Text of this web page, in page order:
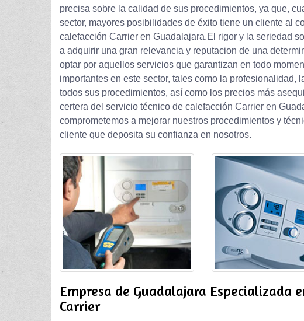
precisa sobre la calidad de sus procedimientos, ya que,
sector, mayores posibilidades de éxito tiene un cliente al
calefacción Carrier en Guadalajara.El rigor y la seriedad
a adquirir una gran relevancia y reputacion de una
optar por aquellos servicios que garantizan en todo
importantes en este sector, tales como la
todos sus procedimientos, así como los precios más
certera del servicio técnico de calefacción Carrier en
comprometemos a mejorar nuestros procedimientos y
cliente que deposita su confianza en nosotros.
Empresa de Guadalajara Especializada
Carrier